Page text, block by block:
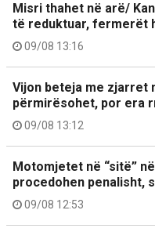
Misri thahet në arë/
të reduktuar, fermerët
09/08 13:16
Vijon beteja me zjarret
përmirësohet, por era
09/08 13:12
Motomjetet në “sitë”
procedohen penalisht,
09/08 12:53